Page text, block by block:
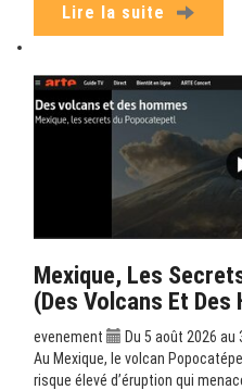
Lire la suite
Mexique, Les
(Des Volcans Et
evenement
Du 5 août 2026 au
Au Mexique, le volcan
risque élevé d’éruption qui